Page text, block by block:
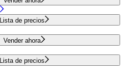
Lista de precios
Vender ahora
Lista de precios